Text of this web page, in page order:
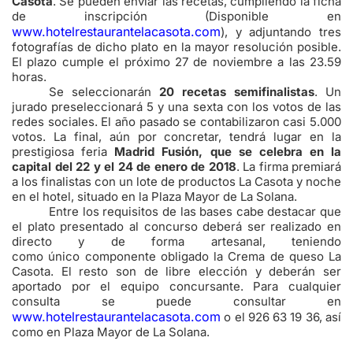
de inscripción (Disponible en
www.hotelrestaurantelacasota.com), y adjuntando tres
fotografías de dicho plato en la mayor resolución posible.
El plazo cumple el próximo 27 de noviembre a las 23.59
horas.
Se seleccionarán 20 recetas semifinalistas. Un
jurado preseleccionará 5 y una sexta con los votos de las
redes sociales. El año pasado se contabilizaron casi 5.000
votos. La final, aún por concretar, tendrá lugar en la
prestigiosa feria Madrid Fusión, que se celebra en la
capital del 22 y el 24 de enero de 2018. La firma premiará
a los finalistas con un lote de productos La Casota y noche
en el hotel, situado en la Plaza Mayor de La Solana.
Entre los requisitos de las bases cabe destacar que
el plato presentado al concurso deberá ser realizado en
directo y de forma artesanal, teniendo
como único componente obligado la Crema de queso La
Casota. El resto son de libre elección y deberán ser
aportado por el equipo concursante. Para cualquier
consulta se puede consultar en
www.hotelrestaurantelacasota.com o el 926 63 19 36, así
como en Plaza Mayor de La Solana.